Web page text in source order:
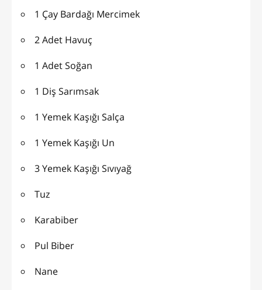
1 Çay Bardağı Mercimek
2 Adet Havuç
1 Adet Soğan
1 Diş Sarımsak
1 Yemek Kaşığı Salça
1 Yemek Kaşığı Un
3 Yemek Kaşığı Sıvıyağ
Tuz
Karabiber
Pul Biber
Nane